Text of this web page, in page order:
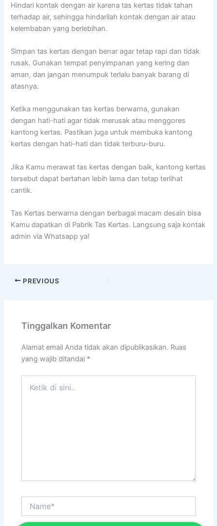
Hindari kontak dengan air karena tas kertas tidak tahan
terhadap air, sehingga hindarilah kontak dengan air atau
kelembaban yang berlebihan.
Simpan tas kertas dengan benar agar tetap rapi dan tidak
rusak. Gunakan tempat penyimpanan yang kering dan
aman, dan jangan menumpuk terlalu banyak barang di
atasnya.
Ketika menggunakan tas kertas berwarna, gunakan
dengan hati-hati agar tidak merusak atau menggores
kantong kertas. Pastikan juga untuk membuka kantong
kertas dengan hati-hati dan tidak terburu-buru.
Jika Kamu merawat tas kertas dengan baik, kantong kertas
tersebut dapat bertahan lebih lama dan tetap terlihat
cantik.
Tas Kertas berwarna dengan berbagai macam desain bisa
Kamu dapatkan di Pabrik Tas Kertas. Langsung saja kontak
admin via Whatsapp ya!
PREVIOUS
Tinggalkan Komentar
Alamat email Anda tidak akan dipublikasikan. Ruas
yang wajib ditandai *